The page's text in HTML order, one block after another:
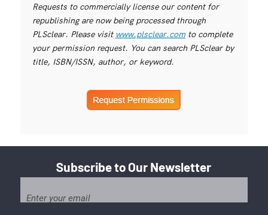
Requests to commercially license our content for
republishing are now being processed through
PLSclear. Please visit www.plsclear.comto complete
your permission request. You can search PLSclear by
title, ISBN/ISSN, author, or keyword.
Subscribe to Our Newsletter